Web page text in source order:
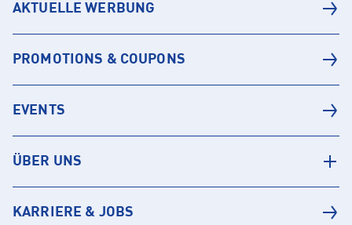
AKTUELLE WERBUNG
PROMOTIONS & COUPONS
EVENTS
ÜBER UNS
KARRIERE & JOBS